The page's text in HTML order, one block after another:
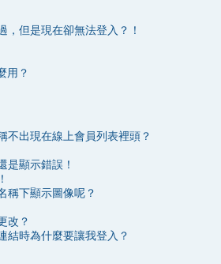
，但是現在卻無法登入？！
用？
不出現在線上會員列表裡頭？
是顯示錯誤！
稱下顯示圖像呢？
改？
結時為什麼要讓我登入？